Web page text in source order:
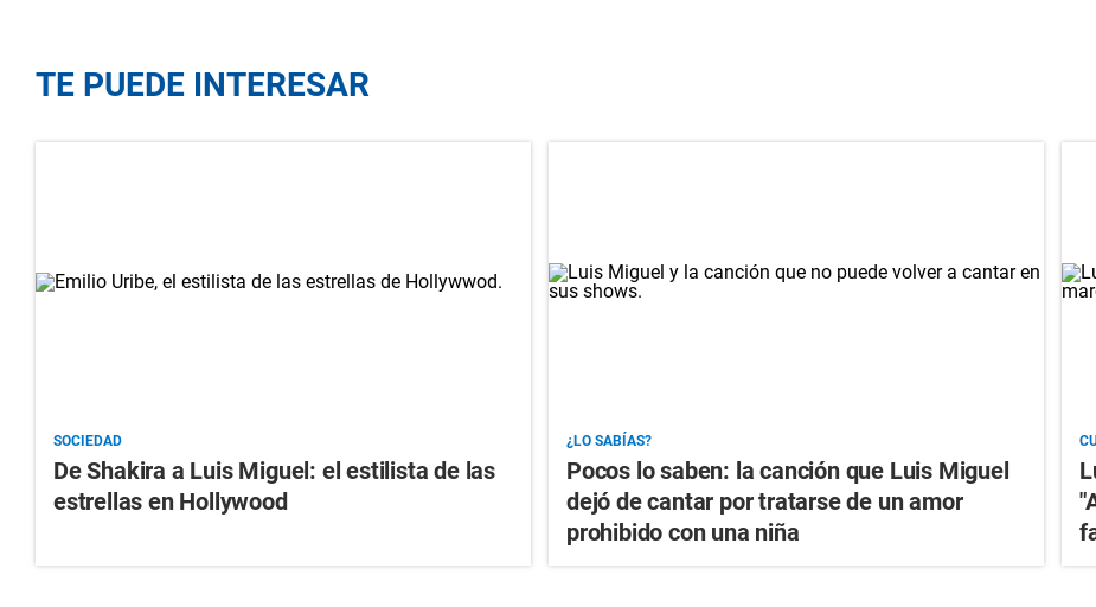
TE PUEDE INTERESAR
SOCIEDAD
De Shakira a Luis Miguel: el estilista de las
estrellas en Hollywood
¿LO SABÍAS?
Pocos lo saben: la canción que Luis Miguel
dejó de cantar por tratarse de un amor
prohibido con una niña